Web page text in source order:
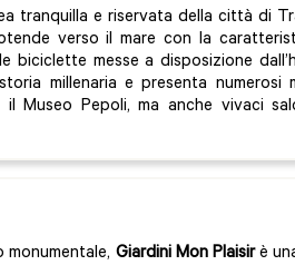
tranquilla e riservata della città di
verso il mare con la
biciclette messe a disposizione
millenaria e presenta numerosi
Museo Pepoli, ma anche vivaci
monumentale, Giardini Mon Plaisirè